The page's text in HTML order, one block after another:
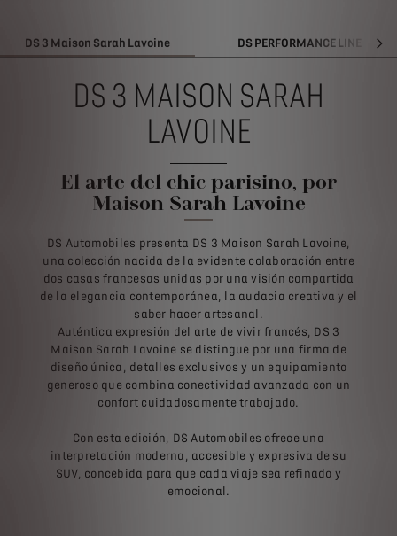
DS 3 Maison Sarah Lavoine DS PERFORMANCE LINE
DS 3 MAISON SARAH
LAVOINE
El arte del chic parisino, por
Maison Sarah Lavoine
DS Automobiles presenta DS 3 Maison Sarah Lavoine,
una colección nacida de la evidente colaboración entre
dos casas francesas unidas por una visión compartida
de la elegancia contemporánea, la audacia creativa y el
saber hacer artesanal.
Auténtica expresión del arte de vivir francés, DS 3
Maison Sarah Lavoine se distingue por una firma de
diseño única, detalles exclusivos y un equipamiento
generoso que combina conectividad avanzada con un
confort cuidadosamente trabajado.
Con esta edición, DS Automobiles ofrece una
interpretación moderna, accesible y expresiva de su
SUV, concebida para que cada viaje sea refinado y
emocional.